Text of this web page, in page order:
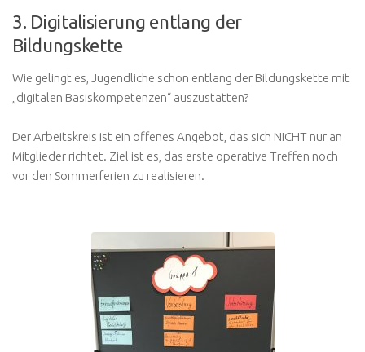
3. Digitalisierung entlang der
Bildungskette
Wie gelingt es, Jugendliche schon entlang der Bildungskette mit
„digitalen Basiskompetenzen“ auszustatten?
Der Arbeitskreis ist ein offenes Angebot, das sich NICHT nur an
Mitglieder richtet. Ziel ist es, das erste operative Treffen noch
vor den Sommerferien zu realisieren.